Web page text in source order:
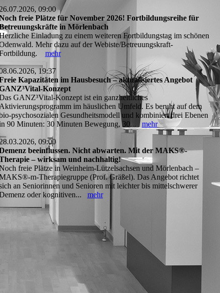
09:00
freie Plätze für November 2026! Fortbildungsreihe für
in Mörlenbach
Einladung zu einem weiteren Fortbildungstag im schönen
Mehr dazu auf der Webiste/Betreuungskraft-
mehr
19:37
Kapazitäten im Hausbesuch – aktualisiertes Angebot
Konzept
GANZ³Vital-Konzept ist ein ganzheitliches
im häuslichen Umfeld. Es beruht auf dem
psychosozialen Gesundheitsmodell und kombiniert drei Ebenen
90 Minuten: 30 Minuten Bewegung, 30...mehr
09:00
beeinflussen. Nicht abwarten. Mit der MAKS®-
– wirksam und nachhaltig!
freie Plätze in Weinheim-Lützelsachsen und Mörlenbach –
m-Therapiegruppe (Prof. Gräßel). Das Angebot richtet
an Seniorinnen und Senioren mit leichter bis mittelschwerer
oder kognitiven... mehr